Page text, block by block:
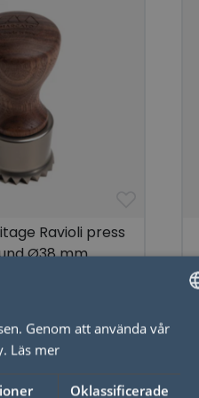
Ravioli press
Ø38 mm
SWEDISH
Genom att använda vår
Läs mer
Oklassificerade